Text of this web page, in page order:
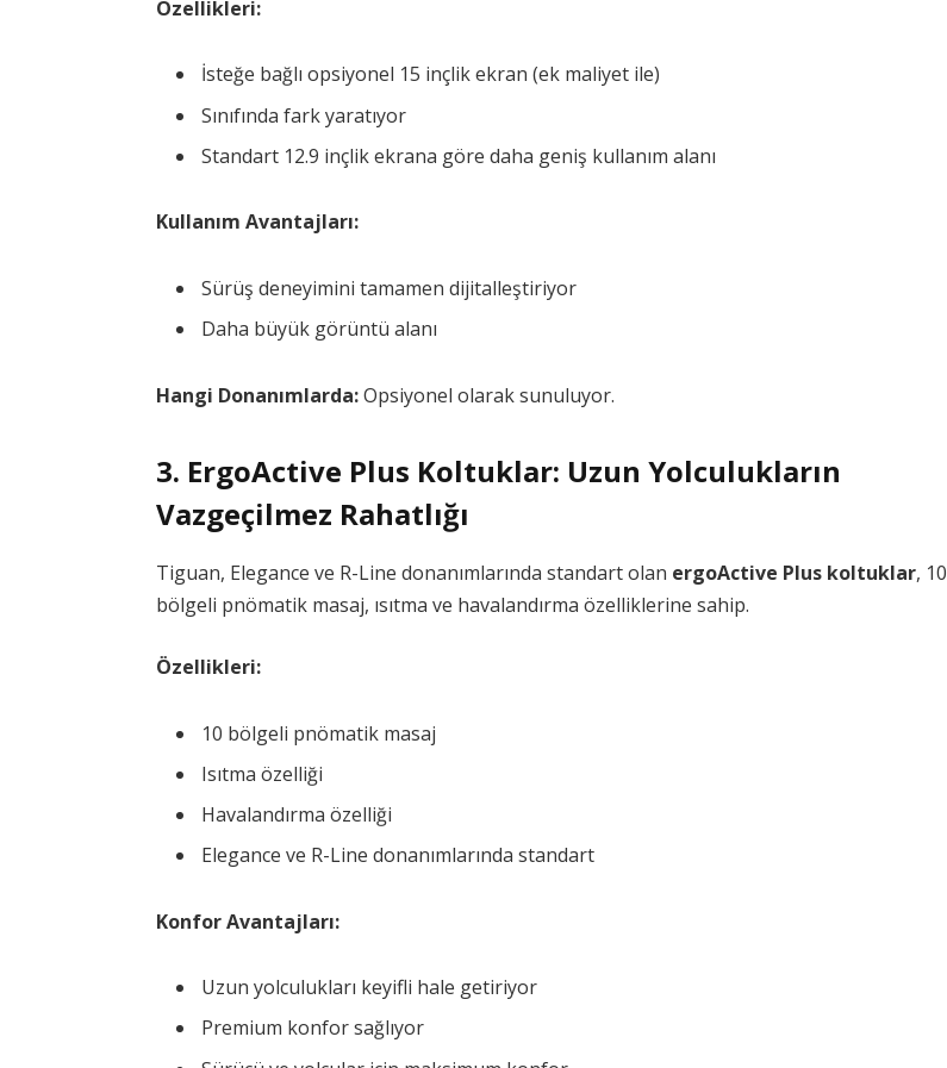
Özellikleri:
İsteğe bağlı opsiyonel 15 inçlik ekran (ek maliyet ile)
Sınıfında fark yaratıyor
Standart 12.9 inçlik ekrana göre daha geniş kullanım alanı
Kullanım Avantajları:
Sürüş deneyimini tamamen dijitalleştiriyor
Daha büyük görüntü alanı
Hangi Donanımlarda:Opsiyonel olarak sunuluyor.
3. ErgoActive Plus Koltuklar: Uzun Yolculukların
Vazgeçilmez Rahatlığı
Tiguan, Elegance ve R-Line donanımlarında standart olan ergoActive Plus koltuklar, 10
bölgeli pnömatik masaj, ısıtma ve havalandırma özelliklerine sahip.
Özellikleri:
10 bölgeli pnömatik masaj
Isıtma özelliği
Havalandırma özelliği
Elegance ve R-Line donanımlarında standart
Konfor Avantajları:
Uzun yolculukları keyifli hale getiriyor
Premium konfor sağlıyor